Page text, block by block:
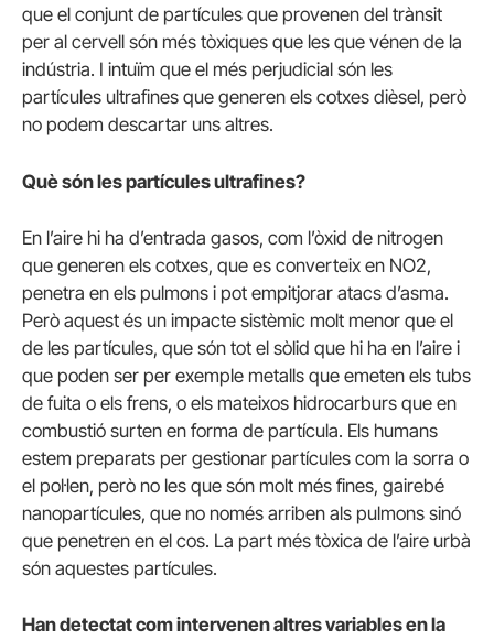
que el conjunt de partícules que provenen del trànsit
per al cervell són més tòxiques que les que vénen de la
indústria. I intuïm que el més perjudicial són les
partícules ultrafines que generen els cotxes dièsel, però
no podem descartar uns altres.
Què són les partícules ultrafines?
En l’aire hi ha d’entrada gasos, com l’òxid de nitrogen
que generen els cotxes, que es converteix en NO2,
penetra en els pulmons i pot empitjorar atacs d’asma.
Però aquest és un impacte sistèmic molt menor que el
de les partícules, que són tot el sòlid que hi ha en l’aire i
que poden ser per exemple metalls que emeten els tubs
de fuita o els frens, o els mateixos hidrocarburs que en
combustió surten en forma de partícula. Els humans
estem preparats per gestionar partícules com la sorra o
el pol·len, però no les que són molt més fines, gairebé
nanopartícules, que no només arriben als pulmons sinó
que penetren en el cos. La part més tòxica de l’aire urbà
són aquestes partícules.
Han detectat com intervenen altres variables en la